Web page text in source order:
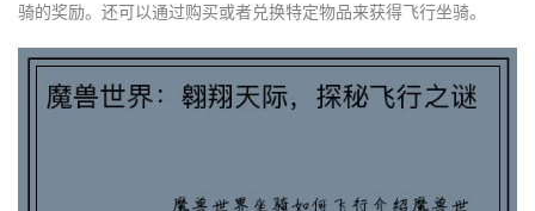
骑的奖励。还可以通过购买或者兑换特定物品来获得飞行坐骑。